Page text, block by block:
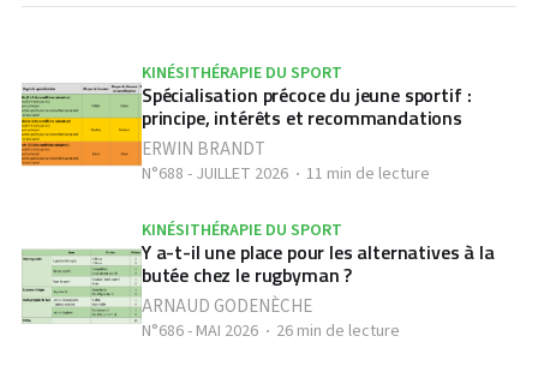
KINÉSITHÉRAPIE DU SPORT
Spécialisation précoce du jeune sportif :
principe, intérêts et recommandations
ERWIN BRANDT
N°688 - JUILLET 2026 11 min de lecture
KINÉSITHÉRAPIE DU SPORT
Y a-t-il une place pour les alternatives à la
butée chez le rugbyman ?
ARNAUD GODENÈCHE
N°686 - MAI 2026 26 min de lecture